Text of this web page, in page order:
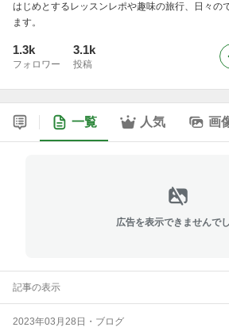
はじめとするレッスンレポや趣味の旅行、日々の
ます。
1.3k
フォロワー
3.1k
投稿
一覧 人気 画
広告を表示できませんで
記事の表示
2023年03月28日 ・ ブログ